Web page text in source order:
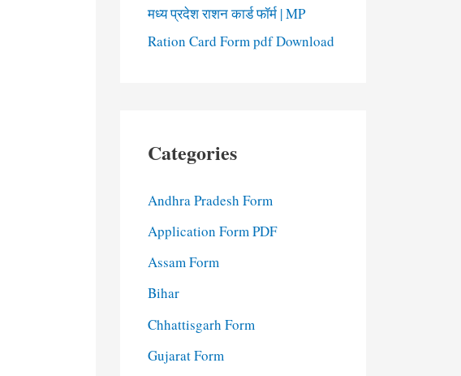
मध्य प्रदेश राशन कार्ड फॉर्म | MP
Ration Card Form pdf Download
Categories
Andhra Pradesh Form
Application Form PDF
Assam Form
Bihar
Chhattisgarh Form
Gujarat Form